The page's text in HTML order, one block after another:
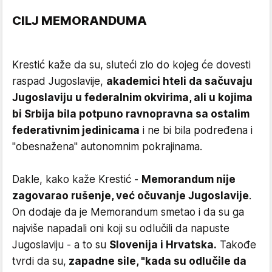
CILJ MEMORANDUMA
Krestić kaže da su, sluteći zlo do kojeg će dovesti
raspad Jugoslavije, akademici hteli da sačuvaju
Jugoslaviju u federalnim okvirima, ali u kojima
bi Srbija bila potpuno ravnopravna sa ostalim
federativnim jedinicama i ne bi bila podređena i
"obesnažena" autonomnim pokrajinama.
Dakle, kako kaže Krestić - Memorandum nije
zagovarao rušenje, već očuvanje Jugoslavije.
On dodaje da je Memorandum smetao i da su ga
najviše napadali oni koji su odlučili da napuste
Jugoslaviju - a to su Slovenija i Hrvatska. Takođe
tvrdi da su, zapadne sile, "kada su odlučile da